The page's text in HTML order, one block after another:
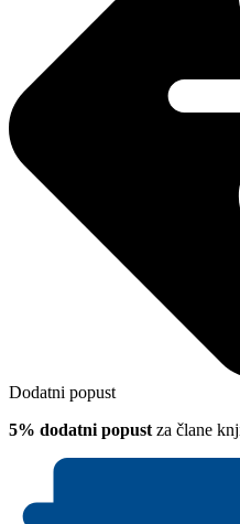
Dodatni popust
5% dodatni popust za člane